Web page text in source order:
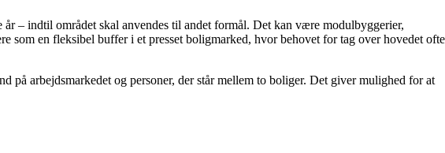
– indtil området skal anvendes til andet formål. Det kan være modulbyggerier,
som en fleksibel buffer i et presset boligmarked, hvor behovet for tag over hovedet ofte
på arbejdsmarkedet og personer, der står mellem to boliger. Det giver mulighed for at